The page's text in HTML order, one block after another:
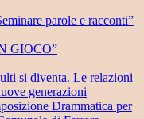
parole e racconti”
GIOCO”
si diventa. Le relazioni
generazioni
Drammatica per